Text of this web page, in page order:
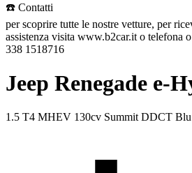
☎️ Contatti
per scoprire tutte le nostre vetture, per
assistenza visita www.b2car.it o telefona
338 1518716
Jeep Renegade e-
1.5 T4 MHEV 130cv Summit DDCT Blu